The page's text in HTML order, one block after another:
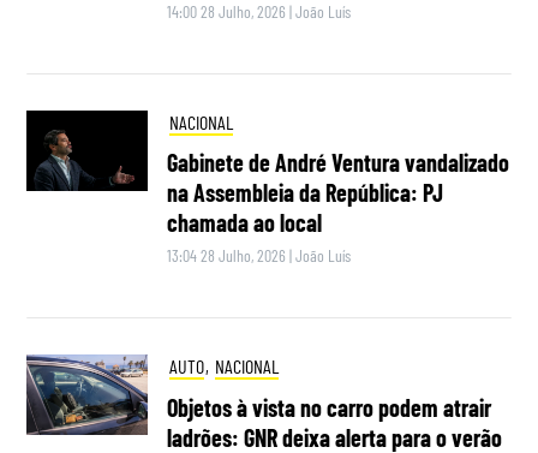
14:00 28 Julho, 2026 |João Luís
NACIONAL
Gabinete de André Ventura vandalizado
na Assembleia da República: PJ
chamada ao local
13:04 28 Julho, 2026 |João Luís
AUTO, NACIONAL
Objetos à vista no carro podem atrair
ladrões: GNR deixa alerta para o verão